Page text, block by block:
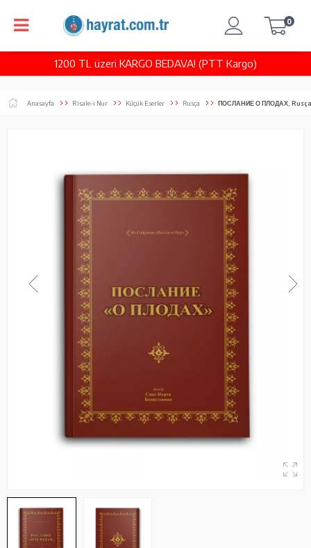
1200 TL üzeri KARGO BEDAVA! (PTT Kargo)
0
Anasayfa Risale-i Nur Küçük Eserler Rusça ПОСЛАНИЕ О ПЛОДАХ, Rusça